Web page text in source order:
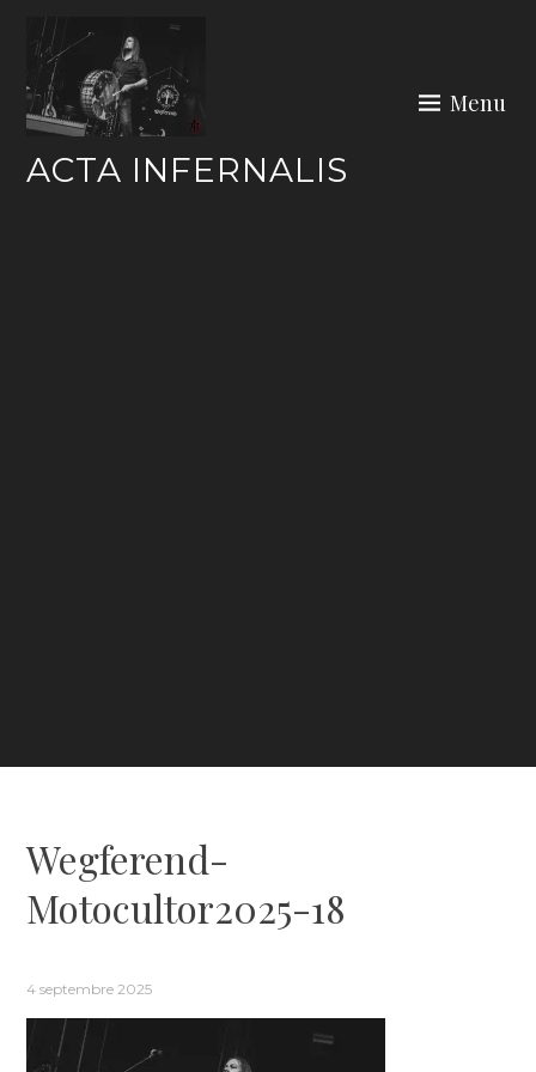
content
ACTA INFERNALIS
Menu
Wegferend-
Motocultor2025-18
4 septembre 2025